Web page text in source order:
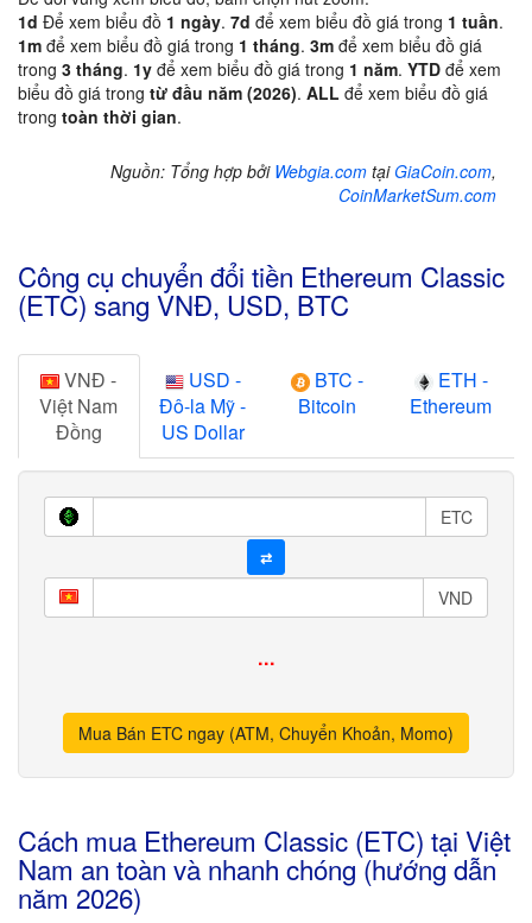
1d Để xem biểu đồ 1 ngày. 7d để xem biểu đồ giá trong 1 tuần.
1m để xem biểu đồ giá trong 1 tháng. 3m để xem biểu đồ giá
trong 3 tháng. 1y để xem biểu đồ giá trong 1 năm. YTD để xem
biểu đồ giá trong từ đầu năm (2026). ALL để xem biểu đồ giá
trong toàn thời gian.
Nguồn: Tổng hợp bởi Webgia.com tạiGiaCoin.com,
CoinMarketSum.com
Công cụ chuyển đổi tiền Ethereum Classic
(ETC) sang VNĐ, USD, BTC
VNĐ -
Việt Nam
Đồng
USD -
Đô-la Mỹ -
US Dollar
BTC -
Bitcoin
ETH -
Ethereum
ETC
⇄
VND
...
Mua Bán ETC ngay (ATM, Chuyển Khoản, Momo)
Cách mua Ethereum Classic (ETC) tại Việt
Nam an toàn và nhanh chóng (hướng dẫn
năm 2026)